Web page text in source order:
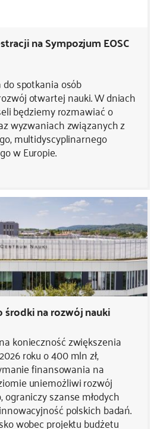
na Sympozjum EOSC
spotkania osób
otwartej nauki. W dniach
będziemy rozmawiać o
wyzwaniach związanych z
multidyscyplinarnego
w Europie.
środki na rozwój nauki
konieczność zwiększenia
roku o 400 mln zł,
finansowania na
uniemożliwi rozwój
szanse młodych
polskich badań.
wobec projektu budżetu